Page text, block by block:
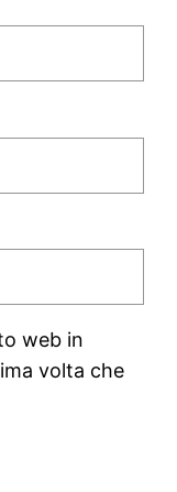
web in
volta che